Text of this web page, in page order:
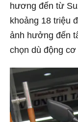
hương đến từ
khoảng 18 triệu
ảnh hưởng đến
chọn dù động